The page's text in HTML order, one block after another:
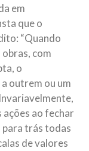
em
que o
“Quando
com
o
outrem ou um
ações ao fechar
para trás todas
de valores